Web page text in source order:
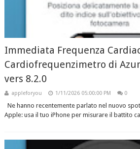
Immediata Frequenza
Cardiofrequenzimetro di
vers 8.2.0
appleforyou 1/11/2026 05:00:00 PM 0
Ne hanno recentemente parlato nel nuovo
Apple: usa il tuo iPhone per misurare il battito